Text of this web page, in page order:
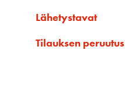
Lähetystavat
Tilauksen peruutus